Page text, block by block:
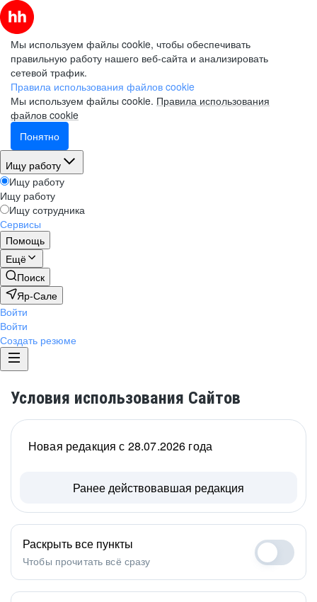
Мы используем файлы cookie, чтобы обеспечивать
правильную работу нашего веб-сайта и анализировать
сетевой трафик.
Правила использования файлов cookie
Мы используем файлы cookie. Правила использования
файлов cookie
Понятно
Ищу работу
Ищу работу
Ищу работу
Ищу сотрудника
Сервисы
Помощь
Ещё
Поиск
Яр-Сале
Войти
Войти
Создать резюме
Условия использования Сайтов
Новая редакция с 28.07.2026 года
Ранее действовавшая редакция
Раскрыть все пункты
Чтобы прочитать всё сразу